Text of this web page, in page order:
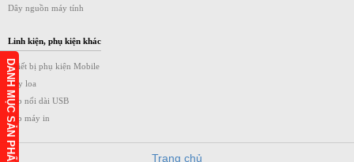
Dây nguồn máy tính
Linh kiện, phụ kiện khác
Thiết bị phụ kiện Mobile
Dây loa
Cáp nối dài USB
Cáp máy in
Trang chủ
DANH MỤC SẢN PHẨM